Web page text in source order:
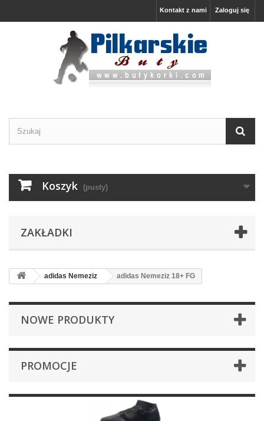
Zaloguj się
Kontakt z nami
Koszyk (pusty)
ZAKŁADKI
adidas Nemeziz adidas Nemeziz 18+ FG
NOWE PRODUKTY
PROMOCJE